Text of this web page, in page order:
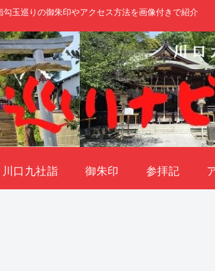
勾玉巡りの御朱印やアクセス方法を画像付きで紹介
川口九社詣 御朱印 参拝記